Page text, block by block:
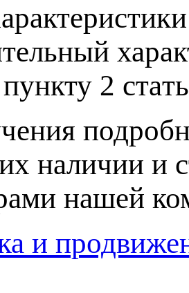
пункту 2
нaличии и
нашей
и